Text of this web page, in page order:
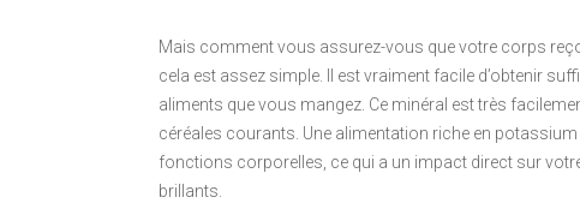
Mais comment vous assurez-vous que votre corps
cela est assez simple. Il est vraiment facile d’obtenir
aliments que vous mangez. Ce minéral est très
céréales courants. Une alimentation riche en
fonctions corporelles, ce qui a un impact direct sur
brillants.